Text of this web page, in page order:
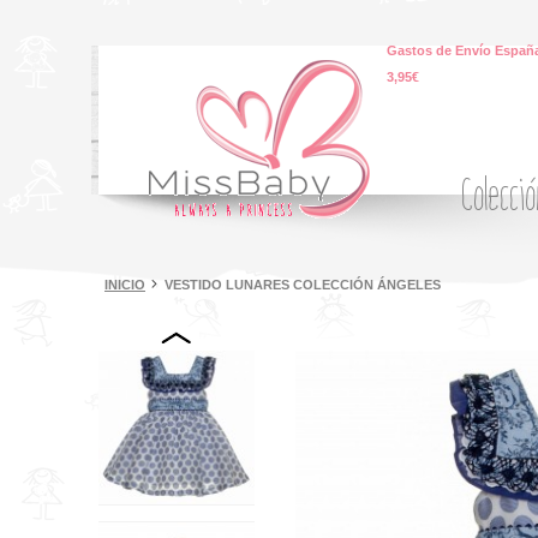
Gastos de Envío
3,95€
INICIO VESTIDO LUNARES COLECCIÓN ÁNGELES